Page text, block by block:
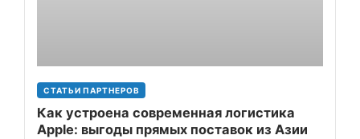
СТАТЬИ ПАРТНЕРОВ
Как устроена современная логистика
Apple: выгоды прямых поставок из Азии